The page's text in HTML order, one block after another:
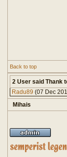
Back to top
2 User said Thank
Radu89 (07 Dec
Mihais